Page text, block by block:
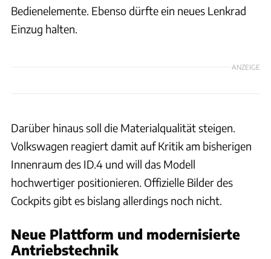
Bedienelemente. Ebenso dürfte ein neues Lenkrad
Einzug halten.
ANZEIGE
Darüber hinaus soll die Materialqualität steigen.
Volkswagen reagiert damit auf Kritik am bisherigen
Innenraum des ID.4 und will das Modell
hochwertiger positionieren. Offizielle Bilder des
Cockpits gibt es bislang allerdings noch nicht.
Neue Plattform und modernisierte
Antriebstechnik